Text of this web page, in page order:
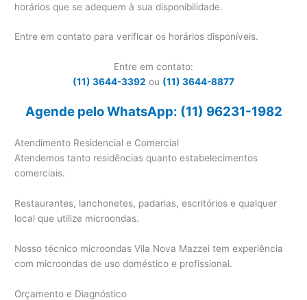
horários que se adequem à sua disponibilidade.
Entre em contato para verificar os horários disponíveis.
Entre em contato:
(11) 3644-3392 ou (11) 3644-8877
Agende pelo WhatsApp: (11) 96231-1982
Atendimento Residencial e Comercial
Atendemos tanto residências quanto estabelecimentos
comerciais.
Restaurantes, lanchonetes, padarias, escritórios e qualquer
local que utilize microondas.
Nosso técnico microondas Vila Nova Mazzei tem experiência
com microondas de uso doméstico e profissional.
Orçamento e Diagnóstico